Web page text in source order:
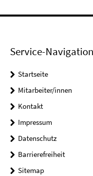
Service-Navigation
Startseite
Mitarbeiter/innen
Kontakt
Impressum
Datenschutz
Barrierefreiheit
Sitemap